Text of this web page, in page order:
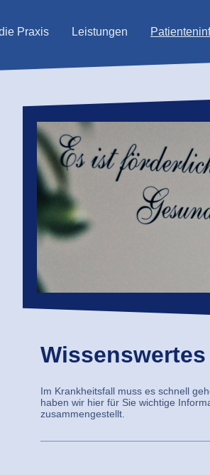
Praxis Leistungen
Im Krankheitsfall muss es schnell
haben wir hier für Sie wichtige
zusammengestellt.